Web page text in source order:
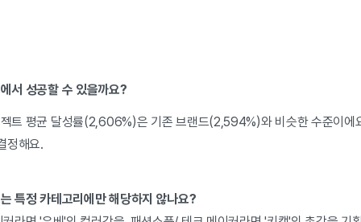
서 성공할 수 있을까요?
트 평균 달성률(2,606%)은 기존 브랜드(2,594%)와 비슷한 수준이에
정해요.
특정 카테고리에만 해당하지 않나요?